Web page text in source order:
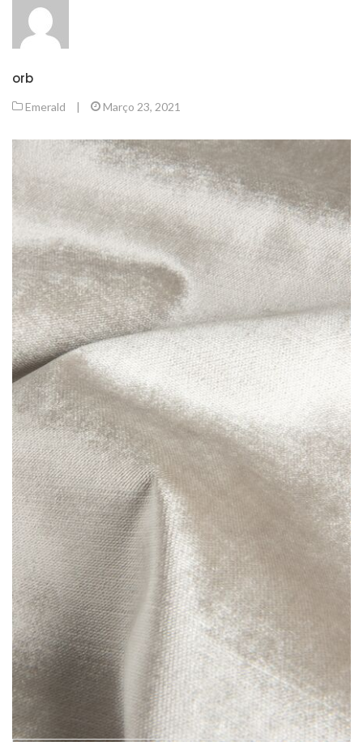
orb
Emerald | Março 23, 2021